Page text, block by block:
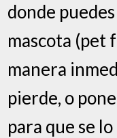
donde
mascota (pet
manera
pierde, o
para que se